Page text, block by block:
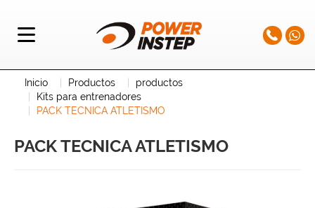
Inicio Productos
productos
Kits para entrenadores
PACK TECNICA ATLETISMO
PACK TECNICA ATLETISMO